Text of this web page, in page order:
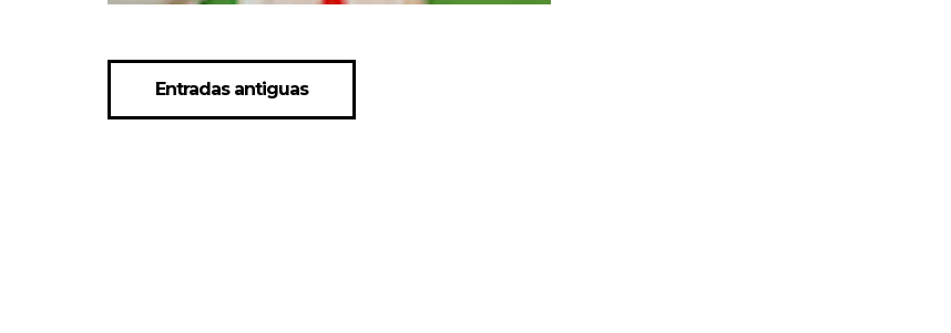
Entradas antiguas